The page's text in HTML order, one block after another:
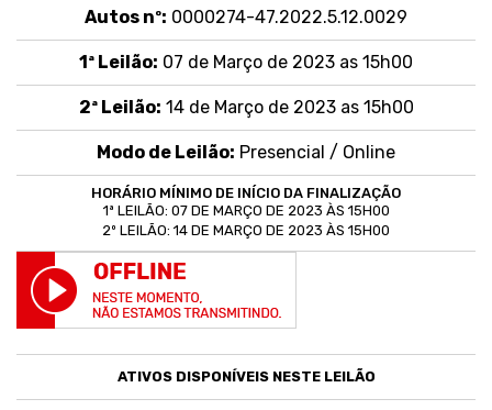
Autos nº: 0000274-47.2022.5.12.0029
1ª Leilão: 07 de Março de 2023 as 15h00
2ª Leilão: 14 de Março de 2023 as 15h00
Modo de Leilão: Presencial / Online
HORÁRIO MÍNIMO DE INÍCIO DA FINALIZAÇÃO
1ª LEILÃO: 07 DE MARÇO DE 2023 ÀS 15H00
2º LEILÃO: 14 DE MARÇO DE 2023 ÀS 15H00
ATIVOS DISPONÍVEIS NESTE LEILÃO